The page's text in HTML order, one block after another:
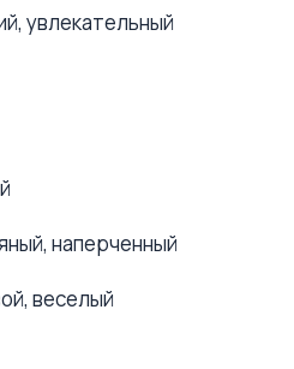
увлекательный
наперченный
веселый